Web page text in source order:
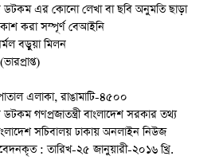
ডটকম এর কোনো লেখা বা ছবি অনুমতি ছাড়া
করা সম্পূর্ণ বেআইনি
বড়ুয়া মিলন
এলাকা, রাঙামাটি-৪৫০০
গণপ্রজাতন্ত্রী বাংলাদেশ সরকার তথ্য
সচিবালয় ঢাকায় অনলাইন নিউজ
: তারিখ-২৫ জানুয়ারী-২০১৬ খ্রি.